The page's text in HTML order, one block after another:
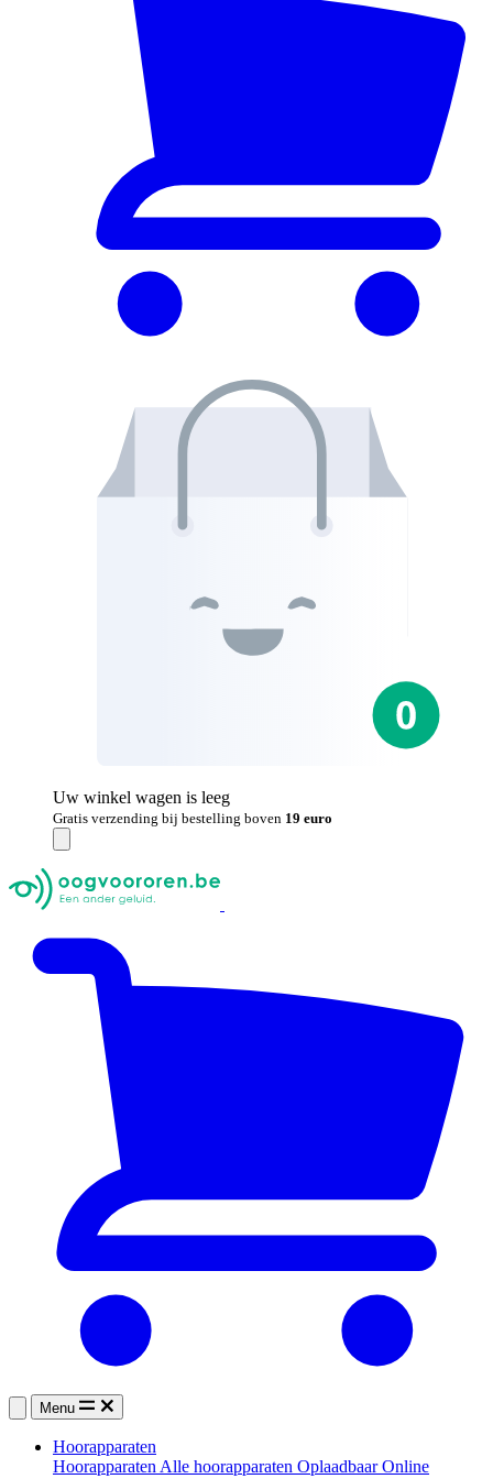
Uw winkel wagen is leeg
Gratis verzending bij bestelling boven 19 euro
Menu
Hoorapparaten
Hoorapparaten Alle hoorapparaten OplaadbaarOnline